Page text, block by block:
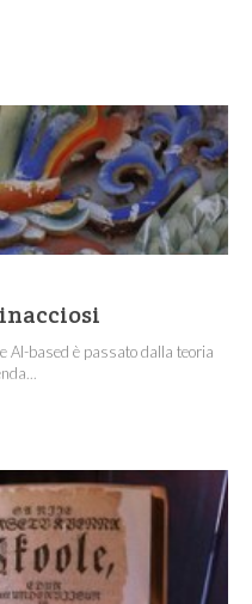
AI-based è passato dalla teoria